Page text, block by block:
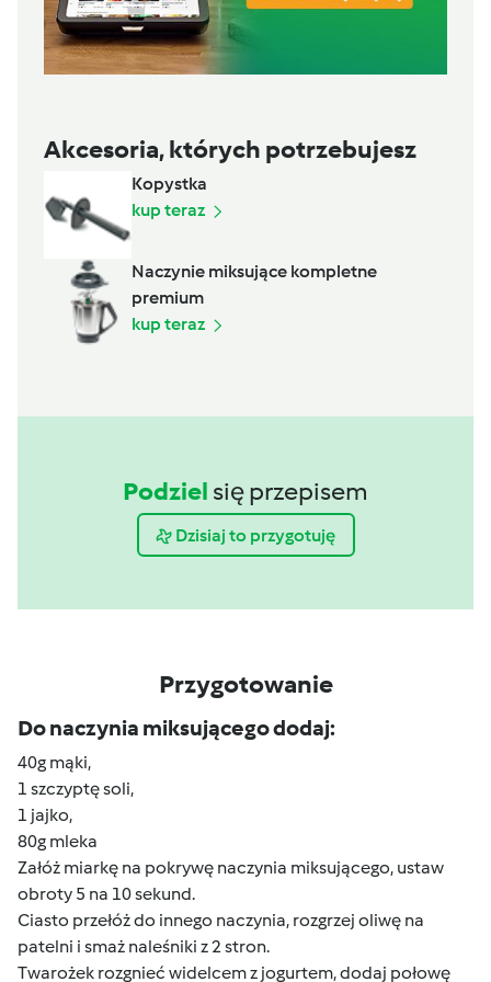
Akcesoria, których potrzebujesz
Kopystka
kup teraz
Naczynie miksujące kompletne
premium
kup teraz
Podziel się przepisem
Dzisiaj to przygotuję
Przygotowanie
Do naczynia miksującego dodaj:
40g mąki,
1 szczyptę soli,
1 jajko,
80g mleka
Załóż miarkę na pokrywę naczynia miksującego, ustaw
obroty 5 na 10 sekund.
Ciasto przełóż do innego naczynia, rozgrzej oliwę na
patelni i smaż naleśniki z 2 stron.
Twarożek rozgnieć widelcem z jogurtem, dodaj połowę